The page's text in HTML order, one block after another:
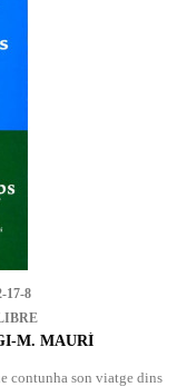
17-8
M. MAURÍ
contunha son viatge dins